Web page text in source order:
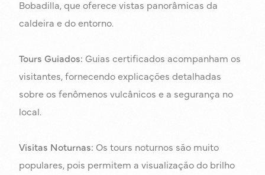
Bobadilla, que oferece vistas panorâmicas da
caldeira e do entorno.
Tours Guiados: Guias certificados acompanham os
visitantes, fornecendo explicações detalhadas
sobre os fenômenos vulcânicos e a segurança no
local.
Visitas Noturnas: Os tours noturnos são muito
populares, pois permitem a visualização do brilho